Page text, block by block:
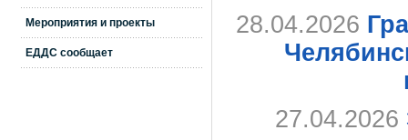
Мероприятия и проекты
ЕДДС сообщает
28.04.2026
27.04.2026